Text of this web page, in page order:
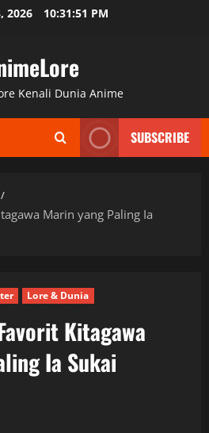
2026 10:31:52 PM
Kenali Dunia Anime
SUBSCRIBE
Marin yang Paling Ia
Lore & Dunia
Kitagawa
Ia Sukai